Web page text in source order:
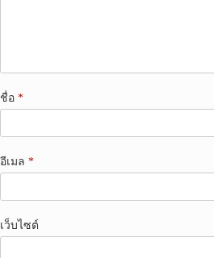
ชื่อ *
อีเมล *
เว็บไซต์